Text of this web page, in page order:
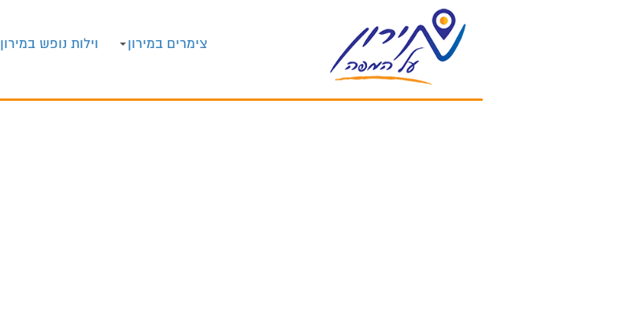
צימרים במירון וילות נופש במירון